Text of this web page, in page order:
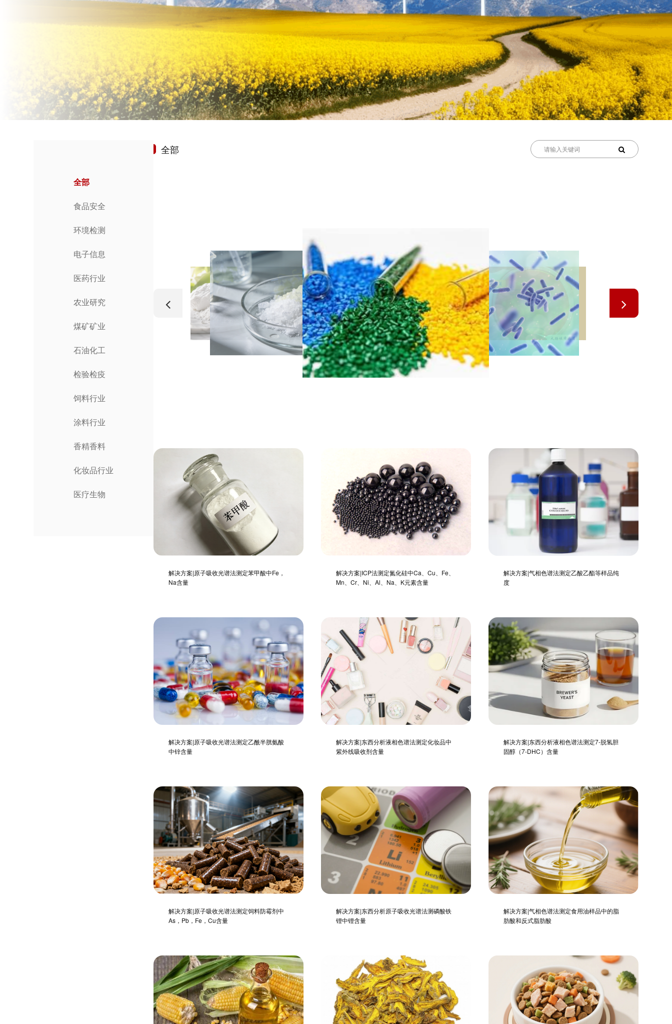
全部
食品安全
环境检测
电子信息
医药行业
农业研究
煤矿矿业
石油化工
检验检疫
饲料行业
涂料行业
香精香料
化妆品行业
医疗生物
全部
解决方案|原子吸收光谱法测定苯甲酸中Fe，
Na含量
解决方案|ICP法测定氮化硅中Ca、Cu、Fe、
Mn、Cr、Ni、Al、Na、K元素含量
解决方案|气相色谱法测定乙酸乙酯等样品纯
度
解决方案|原子吸收光谱法测定乙酰半胱氨酸
中锌含量
解决方案|东西分析液相色谱法测定化妆品中
紫外线吸收剂含量
解决方案|东西分析液相色谱法测定7-脱氢胆
固醇（7-DHC）含量
解决方案|原子吸收光谱法测定饲料防霉剂中
As，Pb，Fe，Cu含量
解决方案|东西分析原子吸收光谱法测磷酸铁
锂中锂含量
解决方案|气相色谱法测定食用油样品中的脂
肪酸和反式脂肪酸